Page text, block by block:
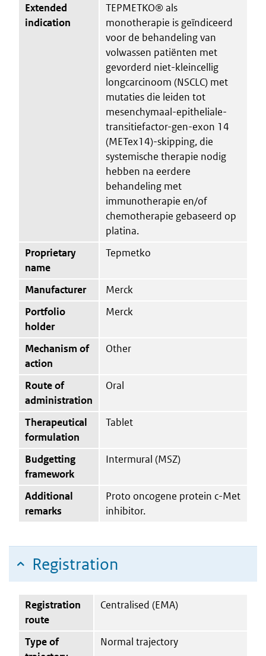
Extended
indication
TEPMETKO® als
monotherapie is geïndiceerd
voor de behandeling van
volwassen patiënten met
gevorderd niet-kleincellig
longcarcinoom (NSCLC) met
mutaties die leiden tot
mesenchymaal-epitheliale-
transitiefactor-gen-exon 14
(METex14)-skipping, die
systemische therapie nodig
hebben na eerdere
behandeling met
immunotherapie en/of
chemotherapie gebaseerd op
platina.
Proprietary
name
Tepmetko
Manufacturer
Merck
Portfolio
holder
Merck
Mechanism of
action
Other
Route of
administration
Oral
Therapeutical
formulation
Tablet
Budgetting
framework
Intermural (MSZ)
Additional
remarks
Proto oncogene protein c-Met
inhibitor.
Registration
Registration
route
Centralised (EMA)
Type of
Normal trajectory